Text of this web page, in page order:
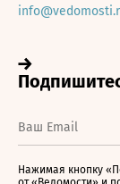
Нажимая кнопку